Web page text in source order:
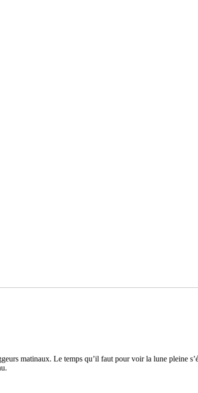
mati­­naux. Le temps qu’il faut pour voir la lune pleine